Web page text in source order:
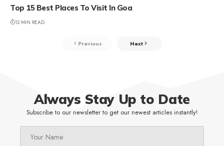
Top 15 Best Places To Visit In Goa
12 MIN READ
Previous Next
Always Stay Up to Date
Subscribe to our newsletter to get our newest articles instantly!